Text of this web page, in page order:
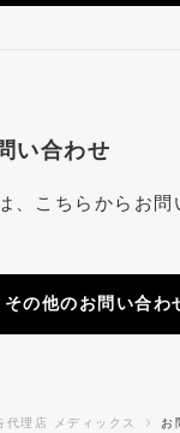
い合わせ
、こちらからお問
その他のお問い合わ
代理店 メディックス お